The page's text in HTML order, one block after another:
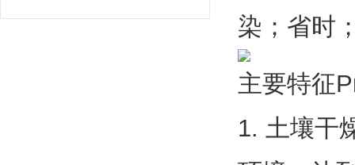
染；省时
主要特征
1. 土壤干